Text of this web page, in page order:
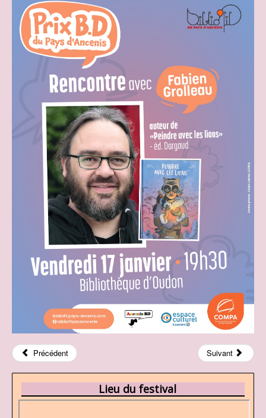
Concours de dessins
Précédent Suivant
Lieu du festival